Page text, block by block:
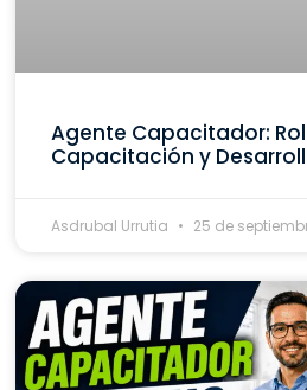
Agente Capacitador:
Capacitación y
Asdrubal Urrutia 25 de